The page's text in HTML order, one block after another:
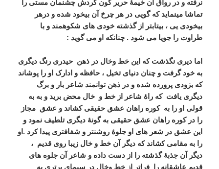
نرفته و در رواق آن خیمۀ حریر گون گردش چشنمان مستی را
تماشا مینماید که گویی در هر چرخ آن بیخود شده و درهر
بیخودی یی ، بیتابتر از گذشته خودی های شکوهمند و با
طراوت را جویا می شود . چنانکه او می گوید :
اما دیری نگذشت که این خط وخال در ذهن حیدری رنگ دیگری
به خود گرفت و چنان دنیای تخیل ، حافظه و ادارک او را پوشاند
که بزودی پرورده شده و در ذهن توانمند شاعر بار و برگ
دیگری یافت که راۀ شاعر از خط و خال محض برید و به به
قولی او را به کوره راهان عشق حقیقی کشاند و عشق مجاز
را در کوره راهان عشق حقیقی به گونۀ دیگری تلطیف نمود و
این عشق در شعر های او جلوۀ روشنتر و شفافتری پیدا کرد .او
را به مقامی کشاند که دیگر آن خط و خال زیبا روی قدیم ،
دیگر آن جذبۀ گذشته را از دست داده و شاعر آن جلوه های
قدیم عاشقانه را فراتر از خط وخال در سیمای برتری به